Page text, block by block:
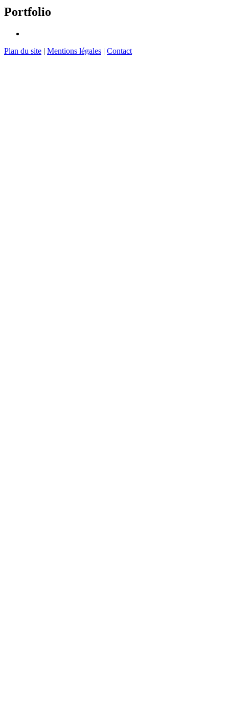
Portfolio
Plan du site | Mentions légales | Contact